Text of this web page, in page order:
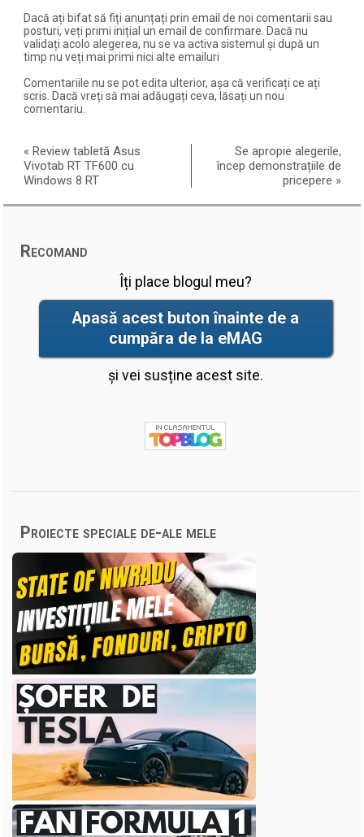
Dacă ați bifat să fiți anunțați prin email de noi comentarii sau
posturi, veți primi inițial un email de confirmare. Dacă nu
validați acolo alegerea, nu se va activa sistemul și după un
timp nu veți mai primi nici alte emailuri
Comentariile nu se pot edita ulterior, așa că verificați ce ați
scris. Dacă vreți să mai adăugați ceva, lăsați un nou
comentariu.
« Review tabletă Asus
Vivotab RT TF600 cu
Windows 8 RT
Se apropie alegerile,
încep demonstrațiile de
pricepere »
Recomand
Îți place blogul meu?
Apasă acest buton înainte de a
cumpăra de la eMAG
și vei susține acest site.
Proiecte speciale de-ale mele